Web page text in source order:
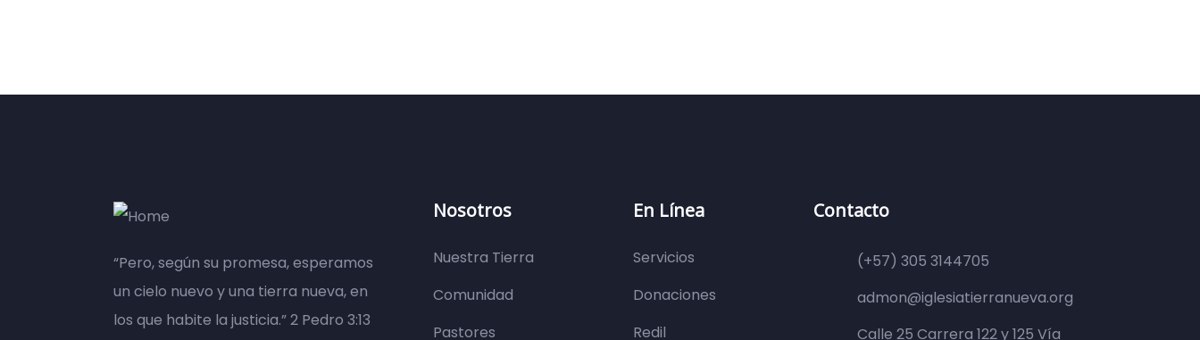
“Pero, según su promesa, esperamos
un cielo nuevo y una tierra nueva, en
los que habite la justicia.” 2 Pedro 3:13
Nosotros
Nuestra Tierra
Comunidad
Pastores
En Línea
Servicios
Donaciones
Redil
Contacto
(+57) 305 3144705
admon@iglesiatierranueva.org
Calle 25 Carrera 122 y 125 Vía